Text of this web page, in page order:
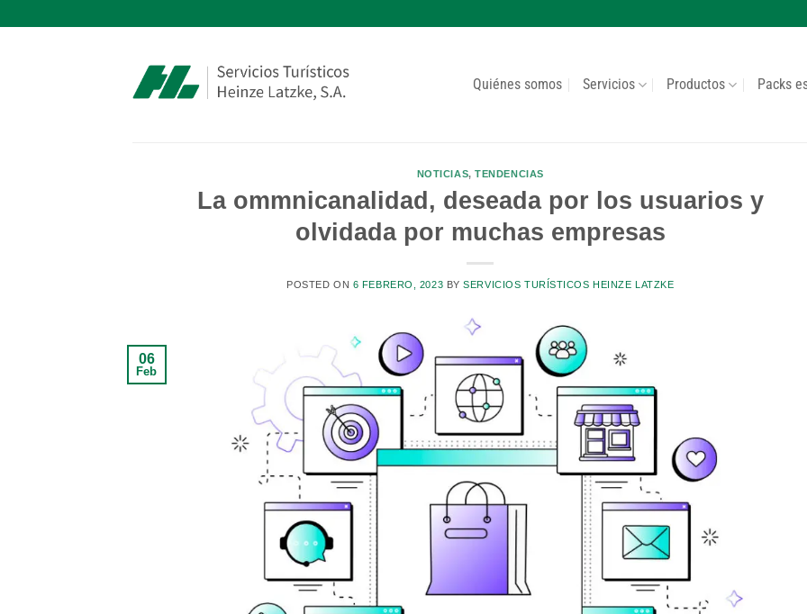
Quiénes somos Servicios Productos Packs
NOTICIAS,TENDENCIAS
La ommnicanalidad, deseada por los usuarios y
olvidada por muchas empresas
POSTED ON 6 FEBRERO, 2023 BYSERVICIOS TURÍSTICOS HEINZE LATZKE
06
Feb